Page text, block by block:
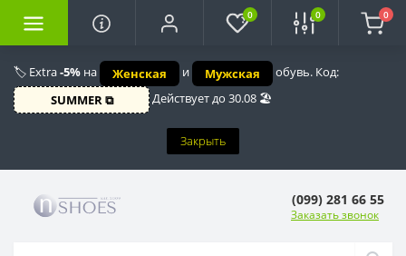
🏷️ Extra-5% на Женская и Мужская
обувь. Код:
SUMMER ⧉
Действует до 30.08 🏖️
Закрыть
0 0 0
(099) 281 66 55
Заказать звонок